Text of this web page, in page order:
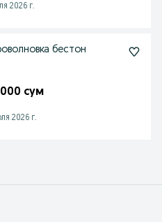
2026 г.
бестон
сум
2026 г.